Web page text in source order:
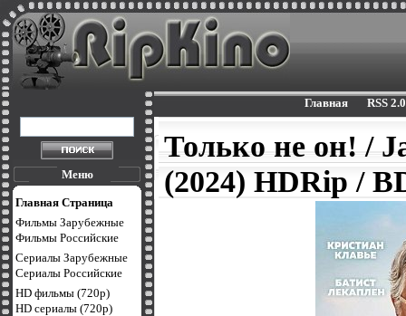
Главная RSS 2.0
Меню
Главная Страница
Фильмы Зарубежные
Фильмы Российские
Сериалы Зарубежные
Сериалы Российские
HD фильмы (720p)
HD сериалы (720p)
Только не он! /
(2024) HDRip /